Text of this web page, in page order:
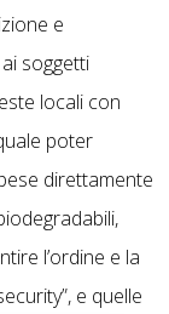
e
soggetti
locali con
poter
direttamente
l’ordine e la
e quelle